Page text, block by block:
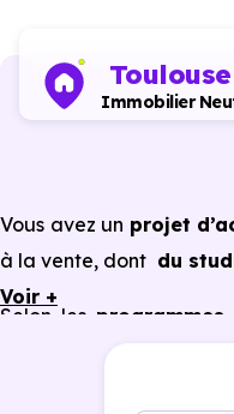
Toulouse
Immobilier
Vous avez un projet
à la vente, dont du
Selon les
Voir +